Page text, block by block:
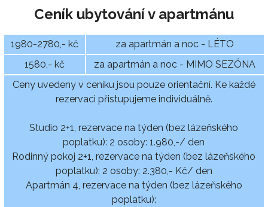
Ceník ubytování v apartmánu
1980-2780,- kč
za apartmán a noc - LÉTO
1580,- kč
za apartmán a noc - MIMO SEZÓNA
Ceny uvedeny v ceníku jsou pouze orientační. Ke každé
rezervaci přistupujeme individuálně.
Studio 2+1, rezervace na týden (bez lázeňského
poplatku): 2 osoby: 1.980,-/ den
Rodinný pokoj 2+1, rezervace na týden (bez lázeňského
poplatku): 2 osoby: 2.380,- Kč/ den
Apartmán 4, rezervace na týden (bez lázeňského
poplatku):